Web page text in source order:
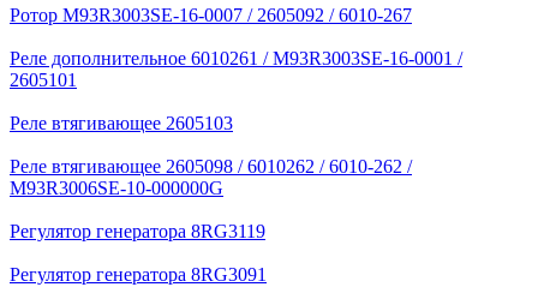
Ротор M93R3003SE-16-0007 / 2605092 / 6010-267
Реле дополнительное 6010261 / M93R3003SE-16-0001 /
2605101
Реле втягивающее 2605103
Реле втягивающее 2605098 / 6010262 / 6010-262 /
M93R3006SE-10-000000G
Регулятор генератора 8RG3119
Регулятор генератора 8RG3091